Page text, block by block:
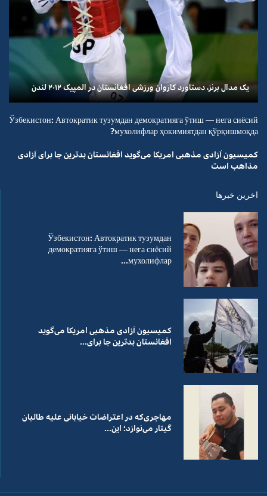
یک مدال برنز، دستاورد کاروان ورزشی افغانستان در المپیک ۲۰۱۲ لندن
Ўзбекистон: Автократик тузумдан демократияга ўтиш — нега сиёсий
мухолифлар ҳокимиятдан қўрқишмоқда?
کمیسیون آزادی مذهبی امریکا می‌گوید افغانستان بدترین جا برای آزادی
مذاهب است
اخرین خبرها
Ўзбекистон: Автократик тузумдан
демократияга ўтиш — нега сиёсий
мухолифлар...
کمیسیون آزادی مذهبی امریکا می‌گوید
افغانستان بدترین جا برای...
مهاجری‌که در اعتراضات خیابانی علیه طالبان
گیتار می‌نوازد؛ این...